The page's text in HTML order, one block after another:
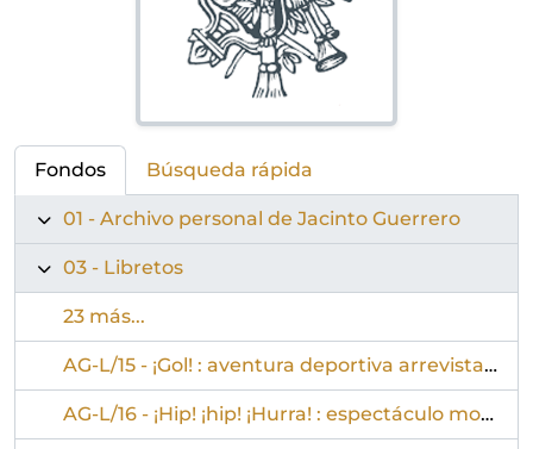
Fondos Búsqueda rápida
01 - Archivo personal de Jacinto Guerrero
03 - Libretos
23 más...
AG-L/15 - ¡Gol! : aventura deportiva arrevistada en tres actos (los dos primeros sin interrupción), en diez cuadros
AG-L/16 - ¡Hip! ¡hip! ¡Hurra! : espectáculo moderno en dieciocho cuadros